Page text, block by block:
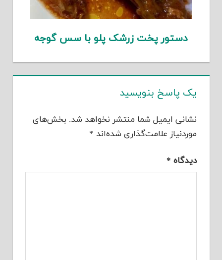
دستور پخت زرشک پلو با سس گوجه
یک پاسخ بنویسید
نشانی ایمیل شما منتشر نخواهد شد. بخش‌های
موردنیاز علامت‌گذاری شده‌اند *
دیدگاه *